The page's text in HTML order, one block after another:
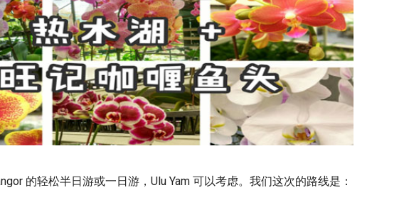
的轻松半日游或一日游，Ulu Yam 可以考虑。我们这次的路线是：